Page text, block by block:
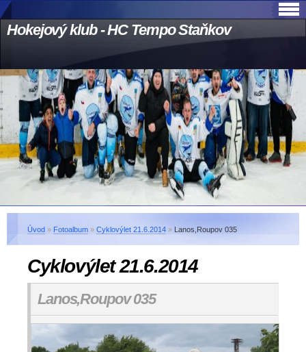
Hokejový klub - HC Tempo Staňkov
Úvod » Fotoalbum » Cyklovýlet 21.6.2014 » Lanos,Roupov 035
Cyklovýlet 21.6.2014
Lanos,Roupov 035